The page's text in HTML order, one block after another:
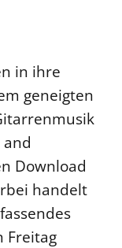
in ihre
geneigten
and
Download
handelt
Freitag